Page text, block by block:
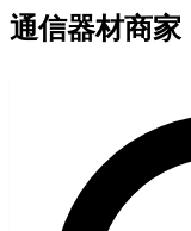
通信器材商家